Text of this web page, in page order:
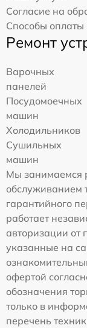
Согласие на
Способы оплаты
Ремонт
Варочных
панелей
Посудомоечных
машин
Холодильников
Сушильных
машин
Мы занимаемся
обслуживанием
гарантийного
работает
авторизации от
указанные на
офертой
обозначения
только в
перечень